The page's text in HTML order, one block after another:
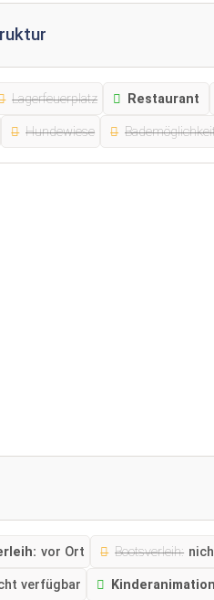
Lagerfeuerplatz Restaurant
Hundewiese
vor Ort Bootsverleih:
verfügbar Kinderanimation